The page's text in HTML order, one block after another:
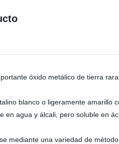
óxido metálico de tierra
blanco o ligeramente amarillo
en agua y álcali, pero soluble en
mediante una variedad de